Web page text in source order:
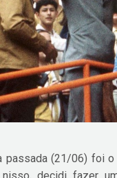
passada (21/06) foi